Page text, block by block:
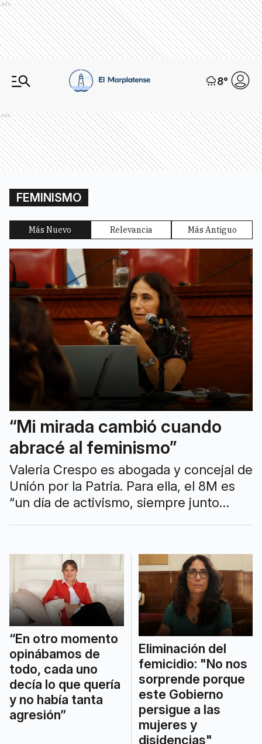
Ads
8°
Ads
FEMINISMO
Más Nuevo Relevancia Más Antiguo
“Mi mirada cambió cuando
abracé al feminismo”
Valeria Crespo es abogada y concejal de
Unión por la Patria. Para ella, el 8M es
“un día de activismo, siempre junto
“En otro momento
opinábamos de
todo, cada uno
decía lo que quería
y no había tanta
agresión”
Eliminación del
femicidio: "No nos
sorprende porque
este Gobierno
persigue a las
mujeres y
disidencias"